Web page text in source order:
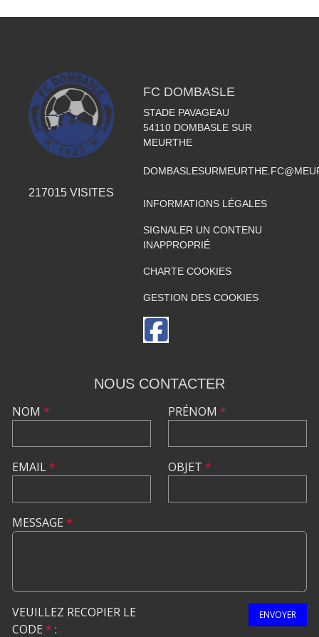
217015 VISITES
FC DOMBASLE
STADE PAVAGEAU
54110 DOMBASLE SUR
MEURTHE
INFORMATIONS LÉGALES
SIGNALER UN CONTENU
INAPPROPRIÉ
CHARTE COOKIES
GESTION DES COOKIES
NOUS CONTACTER
NOM *
EMAIL*
PRÉNOM *
OBJET *
MESSAGE *
VEUILLEZ RECOPIER LE
CODE * :
ENVOYER